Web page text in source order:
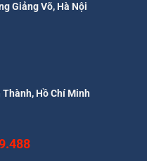
Giảng Võ, Hà Nội
Hồ Chí Minh